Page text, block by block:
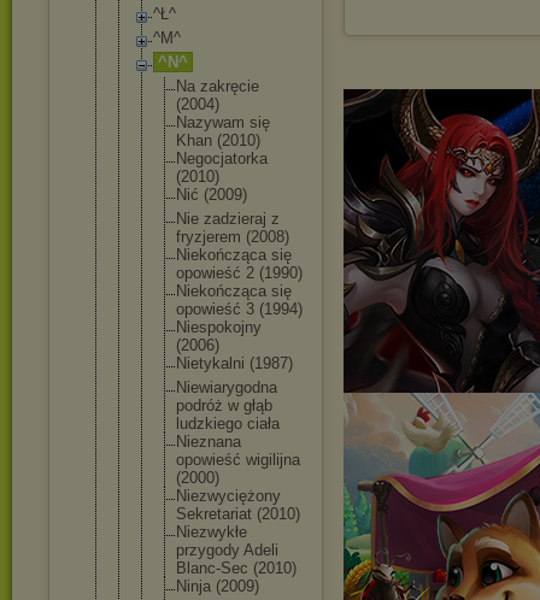
^Ł^
^M^
^N^
Na zakręcie
(2004)
Nazywam się
Khan (2010)
Negocjatorka
(2010)
Nić (2009)
Nie zadzieraj z
fryzjerem (2008)
Niekończąca się
opowieść 2 (1990)
Niekończąca się
opowieść 3 (1994)
Niespokojny
(2006)
Nietykal ni (1987)
Niewiarygodna
podróż w głąb
ludzkiego ciała
Nieznana
opowieść wigilijna
(2000)
Niezwyciężony
Sekretariat (2010)
Niezwykłe
przygody Adeli
Blanc-Sec (2010)
Ninja (2009)